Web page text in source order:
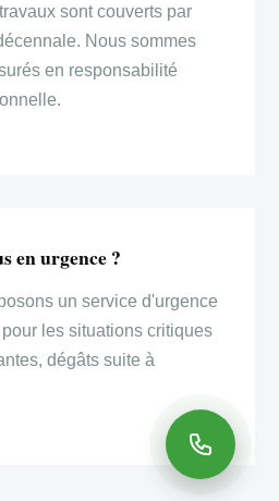
sont couverts par
Nous sommes
en responsabilité
en urgence ?
un service d'urgence
les situations critiques
dégâts suite à